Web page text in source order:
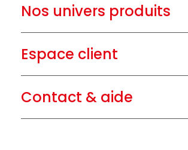
Nos univers produits
Espace client
Contact & aide